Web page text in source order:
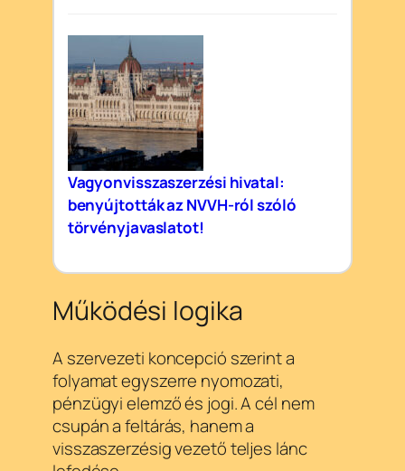
Vagyonvisszaszerzési hivatal:
benyújtották az NVVH-ról szóló
törvényjavaslatot!
Működési logika
A szervezeti koncepció szerint a
folyamat egyszerre nyomozati,
pénzügyi elemző és jogi. A cél nem
csupán a feltárás, hanem a
visszaszerzésig vezető teljes lánc